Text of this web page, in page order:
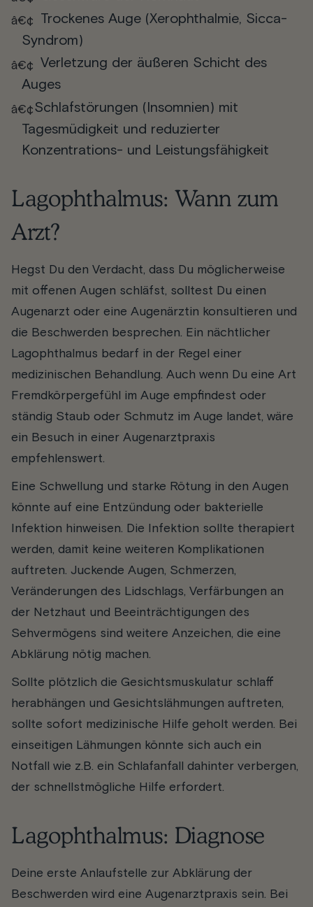
Trockenes Auge (Xerophthalmie, Sicca-
Syndrom)
Verletzung der äußeren Schicht des
Auges
Schlafstörungen (Insomnien) mit
Tagesmüdigkeit und reduzierter
Konzentrations- und Leistungsfähigkeit
Lagophthalmus: Wann zum
Arzt?
Hegst Du den Verdacht, dass Du möglicherweise
mit offenen Augen schläfst, solltest Du einen
Augenarzt oder eine Augenärztin konsultieren und
die Beschwerden besprechen. Ein nächtlicher
Lagophthalmus bedarf in der Regel einer
medizinischen Behandlung. Auch wenn Du eine Art
Fremdkörpergefühl im Auge empfindest oder
ständig Staub oder Schmutz im Auge landet, wäre
ein Besuch in einer Augenarztpraxis
empfehlenswert.
Eine Schwellung und starke Rötung in den Augen
könnte auf eine Entzündung oder bakterielle
Infektion hinweisen. Die Infektion sollte therapiert
werden, damit keine weiteren Komplikationen
auftreten. Juckende Augen, Schmerzen,
Veränderungen des Lidschlags, Verfärbungen an
der Netzhaut und Beeinträchtigungen des
Sehvermögens sind weitere Anzeichen, die eine
Abklärung nötig machen.
Sollte plötzlich die Gesichtsmuskulatur schlaff
herabhängen und Gesichtslähmungen auftreten,
sollte sofort medizinische Hilfe geholt werden. Bei
einseitigen Lähmungen könnte sich auch ein
Notfall wie z.B. ein Schlafanfall dahinter verbergen,
der schnellstmögliche Hilfe erfordert.
Lagophthalmus: Diagnose
Deine erste Anlaufstelle zur Abklärung der
Beschwerden wird eine Augenarztpraxis sein. Bei